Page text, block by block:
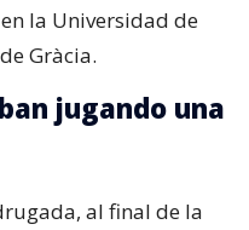
la Universidad de
Gràcia.
jugando una
al final de la